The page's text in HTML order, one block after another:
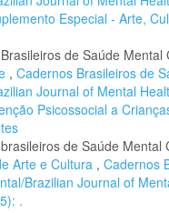
Especial - Arte,
de Saúde Mental
, Cadernos Brasileiros de
Journal of Mental
Psicossocial a
de Saúde Mental
Arte e Cultura , Cadernos
Brazilian Journal of
.